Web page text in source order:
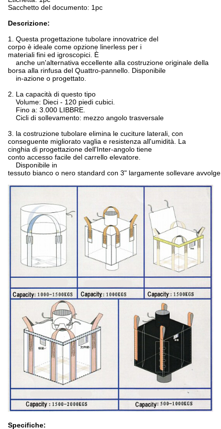
Sacchetto del documento: 1pc
Descrizione:
1. Questa progettazione tubolare innovatrice del
corpo è ideale come opzione linerless per i
materiali fini ed igroscopici. È
anche un'alternativa eccellente alla costruzione originale della
borsa alla rinfusa del Quattro-pannello. Disponibile
in-azione o progettato.
2. La capacità di questo tipo
Volume: Dieci - 120 piedi cubici.
Fino a: 3.000 LIBBRE.
Cicli di sollevamento: mezzo angolo trasversale
3. la costruzione tubolare elimina le cuciture laterali, con
conseguente migliorato vaglia e resistenza all'umidità. La
cinghia di progettazione dell'Inter-angolo tiene
conto accesso facile del carrello elevatore.
Disponibile in
tessuto bianco o nero standard con 3" largamente sollevare
Specifiche: